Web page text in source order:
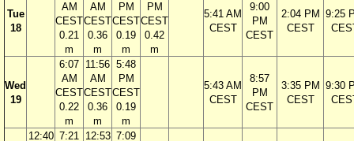
Tue
18
AM
CEST
0.21
m
AM
CEST
0.36
m
PM
CEST
0.19
m
PM
CEST
0.42
m
5:41 AM
CEST
9:00
PM
CEST
2:04 PM
CEST
9:25
Wed
19
6:07
AM
CEST
0.22
m
11:56
AM
CEST
0.36
m
5:48
PM
CEST
0.19
m
5:43 AM
CEST
8:57
PM
CEST
3:35 PM
CEST
9:30
12:40 7:21 12:53 7:09